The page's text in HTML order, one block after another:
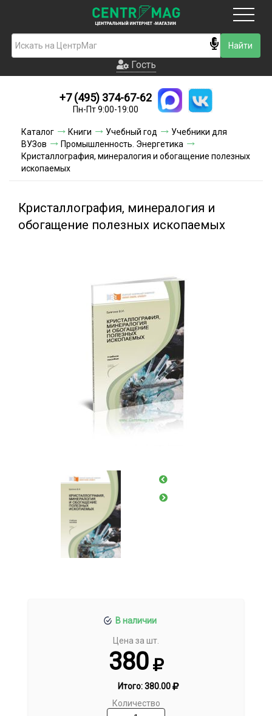
Гость
Новинки
Условия доставки
Условия оплаты
Акции и скидки
Гость
+7 (495) 374-67-62
Пн-Пт 9:00-19:00
Каталог Книги Учебный год
Учебники для
ВУЗов
Промышленность. Энергетика
Кристаллография, минералогия и обогащение полезных
ископаемых
Кристаллография, минералогия и
обогащение полезных ископаемых
В наличии
Цена за шт.
380
Итого:380.00
Количество